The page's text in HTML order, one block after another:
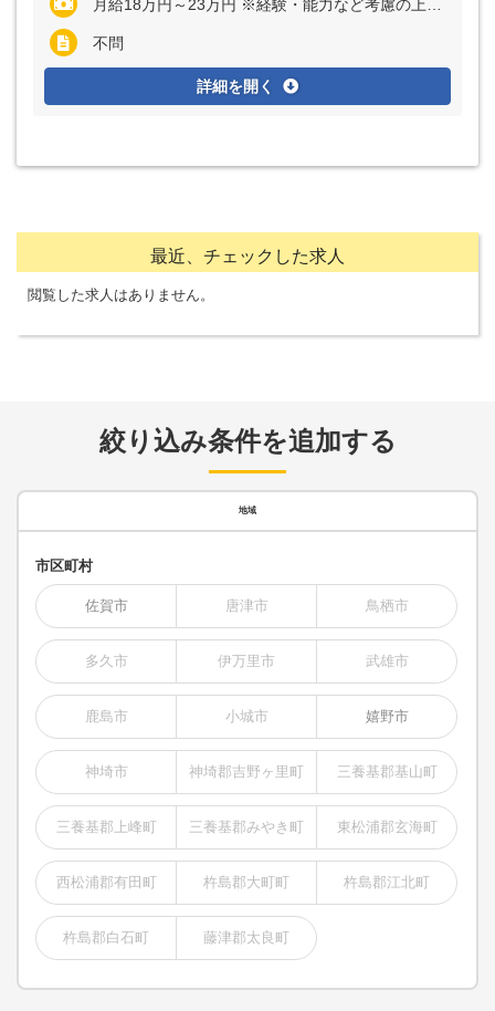
月給18万円～23万円 ※経験・能力など考慮の上、決定いたします ※残業代は全額支給
不問
詳細を開く
最近、チェックした求人
閲覧した求人はありません。
絞り込み条件を追加する
地域
市区町村
佐賀市 唐津市 鳥栖市
多久市 伊万里市 武雄市
鹿島市 小城市 嬉野市
神埼市 神埼郡吉野ヶ里町 三養基郡基山町
三養基郡上峰町 三養基郡みやき町 東松浦郡玄海町
西松浦郡有田町 杵島郡大町町 杵島郡江北町
杵島郡白石町 藤津郡太良町